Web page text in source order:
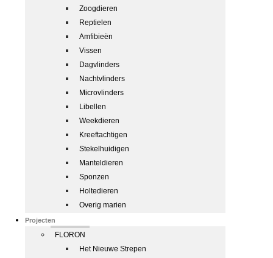
Zoogdieren
Reptielen
Amfibieën
Vissen
Dagvlinders
Nachtvlinders
Microvlinders
Libellen
Weekdieren
Kreeftachtigen
Stekelhuidigen
Manteldieren
Sponzen
Holtedieren
Overig marien
Projecten
FLORON
Het Nieuwe Strepen